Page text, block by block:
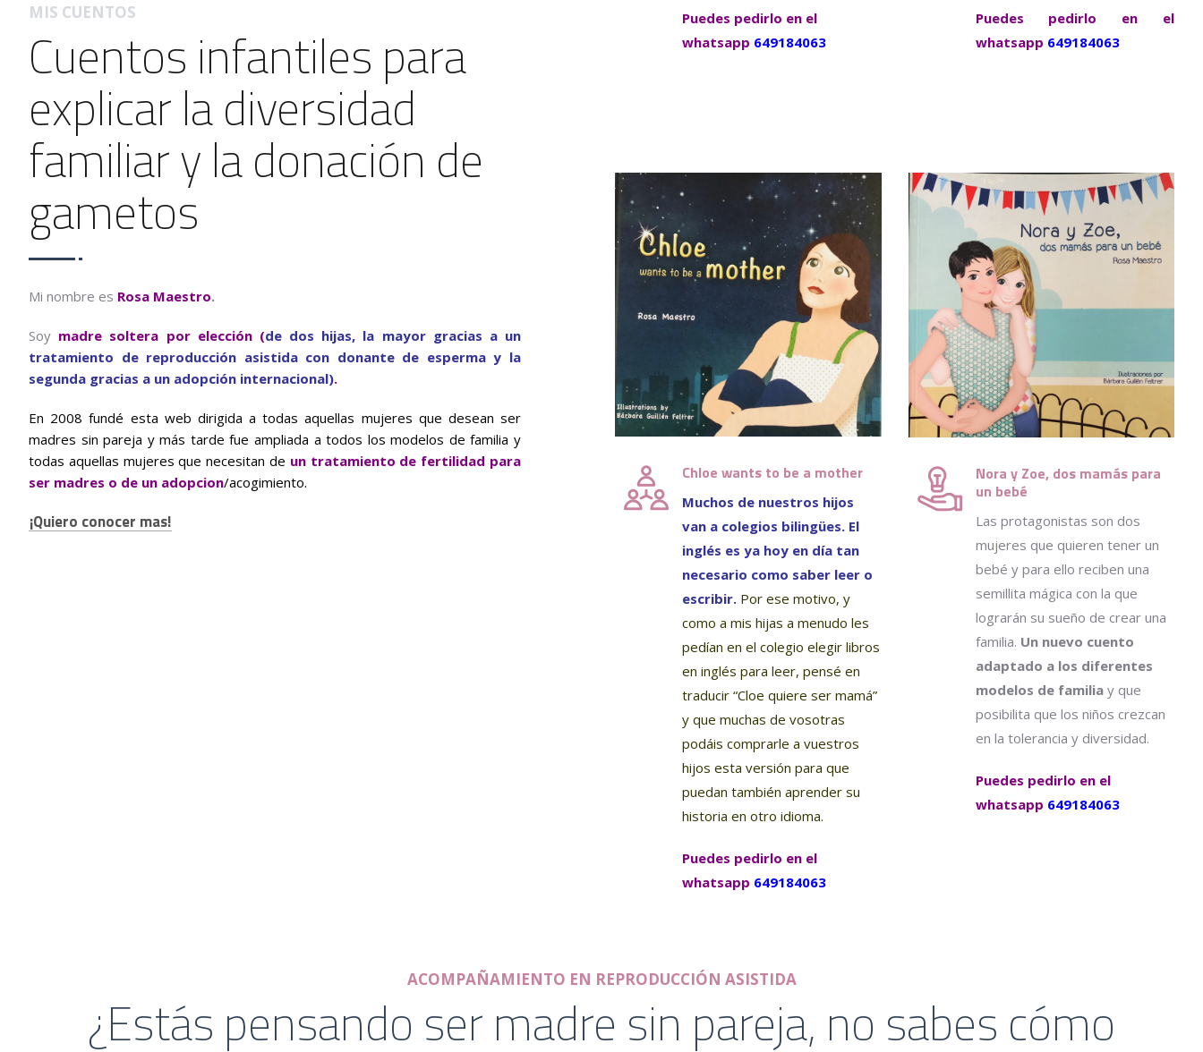
MIS CUENTOS
Cuentos infantiles para
explicar la diversidad
familiar y la donación de
gametos
Mi nombre es Rosa Maestro.
Soy madre soltera por elección (de dos hijas, la mayor gracias a un
tratamiento de reproducción asistida con donante de esperma y la
segunda gracias a un adopción internacional).
En 2008 fundé esta web dirigida a todas aquellas mujeres que desean ser
madres sin pareja y más tarde fue ampliada a todos los modelos de familia y
todas aquellas mujeres que necesitan de un tratamiento de fertilidad para
ser madres o de un adopcion/acogimiento.
¡Quiero conocer mas!
Puedes pedirlo en el
whatsapp 649184063
Puedes pedirlo en el
whatsapp 649184063
Chloe wants to be a mother
Muchos de nuestros hijos
van a colegios bilingües. El
inglés es ya hoy en día tan
necesario como saber leer o
escribir. Por ese motivo, y
como a mis hijas a menudo les
pedían en el colegio elegir libros
en inglés para leer, pensé en
traducir “Cloe quiere ser mamá”
y que muchas de vosotras
podáis comprarle a vuestros
hijos esta versión para que
puedan también aprender su
historia en otro idioma.
Puedes pedirlo en el
whatsapp 649184063
Nora y Zoe, dos mamás para
un bebé
Las protagonistas son dos
mujeres que quieren tener un
bebé y para ello reciben una
semillita mágica con la que
lograrán su sueño de crear una
familia. Un nuevo cuento
adaptado a los diferentes
modelos de familiay que
posibilita que los niños crezcan
en la tolerancia y diversidad.
Puedes pedirlo en el
whatsapp 649184063
ACOMPAÑAMIENTO EN REPRODUCCIÓN ASISTIDA
¿Estás pensando ser madre sin pareja, no sabes cómo